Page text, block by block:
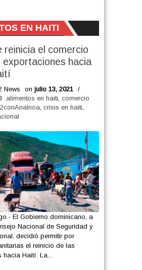
EN HAITI
reinicia el comercio
exportaciones hacia
News on julio 13, 2021
/
alimentos en haiti, comercio
, crisis en haiti,
El Gobierno dominicano, a
Nacional de Seguridad y
decidió permitir por
el reinicio de las
hacia Haití. La...